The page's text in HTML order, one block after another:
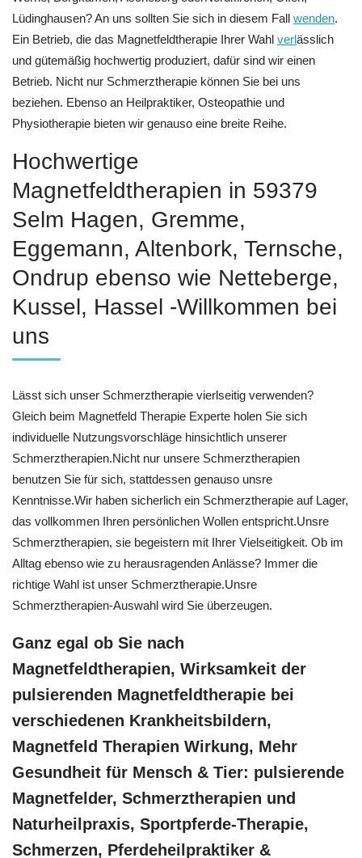
Lüdinghausen? An uns sollten Sie sich in diesem Fall wenden.
Ein Betrieb, die das Magnetfeldtherapie Ihrer Wahl verlässlich
und gütemäßig hochwertig produziert, dafür sind wir einen
Betrieb. Nicht nur Schmerztherapie können Sie bei uns
beziehen. Ebenso an Heilpraktiker, Osteopathie und
Physiotherapie bieten wir genauso eine breite Reihe.
Hochwertige
Magnetfeldtherapien in 59379
Selm Hagen, Gremme,
Eggemann, Altenbork, Ternsche,
Ondrup ebenso wie Netteberge,
Kussel, Hassel -Willkommen bei
uns
Lässt sich unser Schmerztherapie vierlseitig verwenden?
Gleich beim Magnetfeld Therapie Experte holen Sie sich
individuelle Nutzungsvorschläge hinsichtlich unserer
Schmerztherapien.Nicht nur unsere Schmerztherapien
benutzen Sie für sich, stattdessen genauso unsre
Kenntnisse.Wir haben sicherlich ein Schmerztherapie auf Lager,
das vollkommen Ihren persönlichen Wollen entspricht.Unsre
Schmerztherapien, sie begeistern mit Ihrer Vielseitigkeit. Ob im
Alltag ebenso wie zu herausragenden Anlässe? Immer die
richtige Wahl ist unser Schmerztherapie.Unsre
Schmerztherapien-Auswahl wird Sie überzeugen.
Ganz egal ob Sie nach
Magnetfeldtherapien, Wirksamkeit der
pulsierenden Magnetfeldtherapie bei
verschiedenen Krankheitsbildern,
Magnetfeld Therapien Wirkung, Mehr
Gesundheit für Mensch & Tier: pulsierende
Magnetfelder, Schmerztherapien und
Naturheilpraxis, Sportpferde-Therapie,
Schmerzen, Pferdeheilpraktiker &